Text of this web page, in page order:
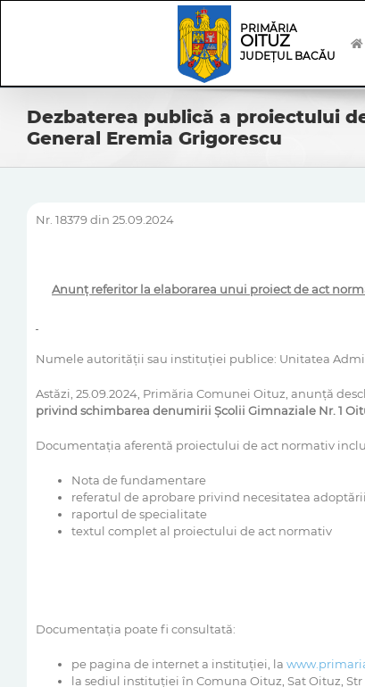
PRIMĂRIA
OITUZ
JUDEȚUL BACĂU
Dezbaterea publică a proiectului
General Eremia Grigorescu
Nr. 18379 din 25.09.2024
Anunţ referitor la elaborarea unui proiect de act
Numele autorităţii sau instituţiei publice: Unitatea
Astăzi, 25.09.2024, Primăria Comunei Oituz, anunţă
privind schimbarea denumirii Școlii Gimnaziale Nr. 1
Documentaţia aferentă proiectului de act normativ
Nota de fundamentare
referatul de aprobare privind necesitatea
raportul de specialitate
textul complet al proiectului de act normativ
Documentaţia poate fi consultată:
pe pagina de internet a instituţiei, la
la sediul instituţiei în Comuna Oituz, Sat Oituz, Str